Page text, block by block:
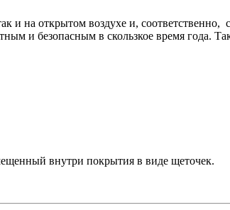
на открытом воздухе и, соответственно,
и безопасным в скользкое время года.
внутри покрытия в виде щеточек.